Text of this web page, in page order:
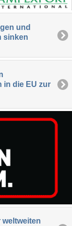
und
sinken
in die EU zur
weltweiten